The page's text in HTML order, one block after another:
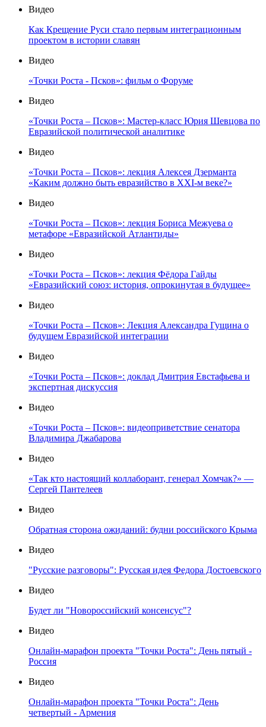
Видео
Как Крещение Руси стало первым интеграционным
проектом в истории славян
Видео
«Точки Роста - Псков»: фильм о Форуме
Видео
«Точки Роста – Псков»: Мастер-класс Юрия Шевцова по
Евразийской политической аналитике
Видео
«Точки Роста – Псков»: лекция Алексея Дзерманта
«Каким должно быть евразийство в XXI-м веке?»
Видео
«Точки Роста – Псков»: лекция Бориса Межуева о
метафоре «Евразийской Атлантиды»
Видео
«Точки Роста – Псков»: лекция Фёдора Гайды
«Евразийский союз: история, опрокинутая в будущее»
Видео
«Точки Роста – Псков»: Лекция Александра Гущина о
будущем Евразийской интеграции
Видео
«Точки Роста – Псков»: доклад Дмитрия Евстафьева и
экспертная дискуссия
Видео
«Точки Роста – Псков»: видеоприветствие сенатора
Владимира Джабарова
Видео
«Так кто настоящий коллаборант, генерал Хомчак?» —
Сергей Пантелеев
Видео
Обратная сторона ожиданий: будни российского Крыма
Видео
"Русские разговоры": Русская идея Федора Достоевского
Видео
Будет ли "Новороссийский консенсус"?
Видео
Онлайн-марафон проекта "Точки Роста": День пятый -
Россия
Видео
Онлайн-марафон проекта "Точки Роста": День
четвертый - Армения